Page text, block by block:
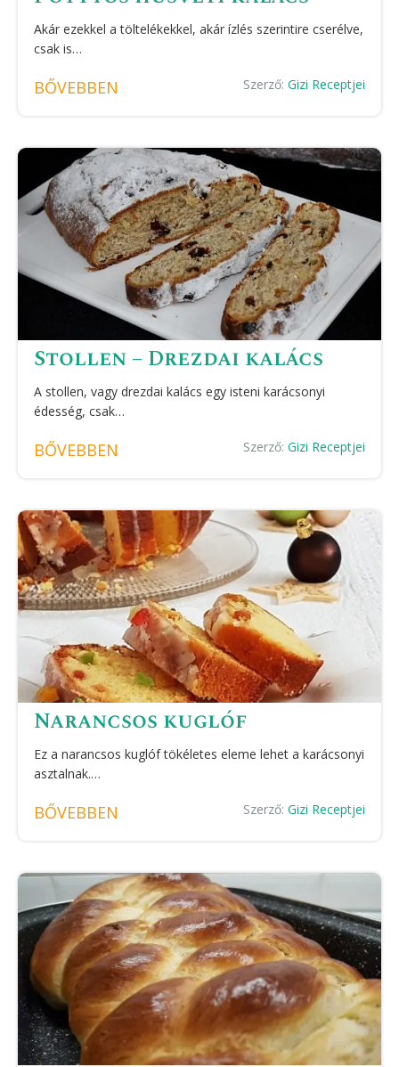
Akár ezekkel a töltelékekkel, akár ízlés szerintire cserélve,
csak is…
BŐVEBBEN Szerző: Gizi Receptjei
Stollen – Drezdai kalács
A stollen, vagy drezdai kalács egy isteni karácsonyi
édesség, csak…
BŐVEBBEN Szerző: Gizi Receptjei
Narancsos kuglóf
Ez a narancsos kuglóf tökéletes eleme lehet a karácsonyi
asztalnak.…
BŐVEBBEN Szerző: Gizi Receptjei